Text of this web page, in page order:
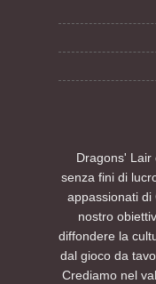
Dragons' Lair
senza fini di
appassionati di
nostro
diffondere la
dal gioco da
Crediamo nel